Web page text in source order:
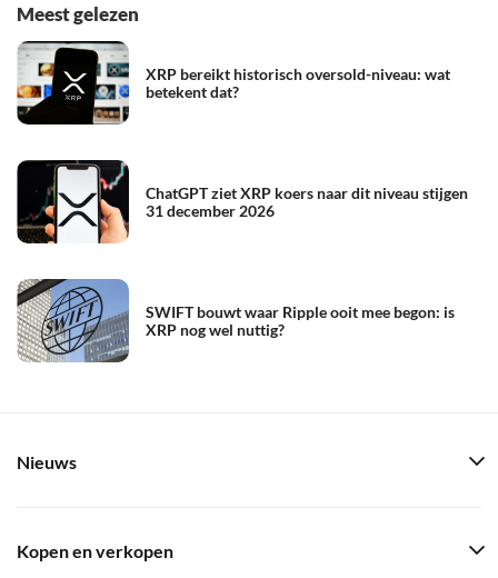
Meest gelezen
XRP bereikt historisch oversold-niveau: wat
betekent dat?
ChatGPT ziet XRP koers naar dit niveau stijgen
31 december 2026
SWIFT bouwt waar Ripple ooit mee begon: is
XRP nog wel nuttig?
Nieuws
Kopen en verkopen